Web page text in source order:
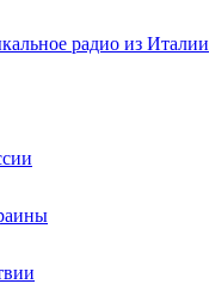
радио из Италии